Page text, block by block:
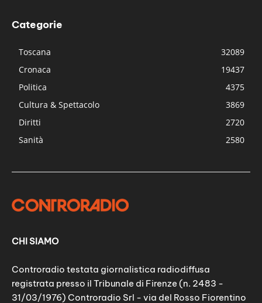
Categorie
Toscana
32089
Cronaca
19437
Politica
4375
Cultura & Spettacolo
3869
Diritti
2720
Sanità
2580
CHI SIAMO
Controradio testata giornalistica radiodiffusa
registrata presso il Tribunale di Firenze (n. 2483 -
31/03/1976) Controradio Srl - via del Rosso Fiorentino